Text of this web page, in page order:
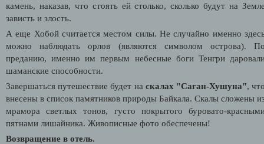
камень, наказав, что стоять ей столько, сколько будут на
зависть и злость.
А еще Хобой считается местом силы. Не случайно именно
можно наблюдать орлов (являются символом острова).
преданию, именно им первым небесные боги Тенгри
шаманские способности.
Завершаться путешествие будет на скалах "Саган-Хушуна",
внесены в список памятников природы Байкала. Скалы сложены
мрамора светлых тонов, густо покрытого буровато-
пятнами лишайника. Живописные фото обеспечены!
Возвращение в отель.